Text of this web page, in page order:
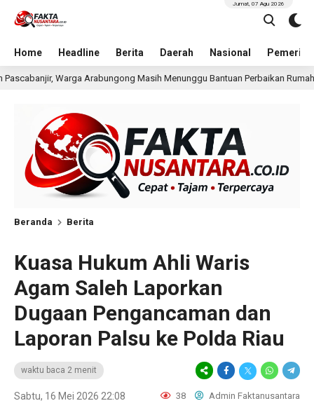
Home Headline Berita Daerah Nasional
Jumat, 07 Agu 2026
Menunggu Bantuan Perbaikan Rumah 22 jam lalu Pria
Beranda Berita
Kuasa Hukum Ahli Waris
Agam Saleh Laporkan
Dugaan Pengancaman dan
Laporan Palsu ke Polda Riau
waktu baca 2 menit
Sabtu, 16 Mei 2026 22:08 38 Admin Faktanusantara